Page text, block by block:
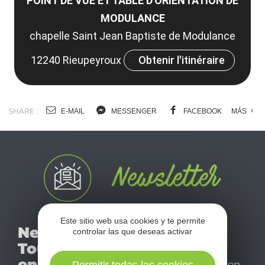
MODULANCE
chapelle Saint Jean Baptiste de Modulance
12240 Rieupeyroux
Obtenir l'itinéraire
SHARE : E-MAIL MESSENGER FACEBOOK MÁS
Newsletter
Tourismo
No se pierda nuestro
mensual newsletter y
déjese inspirar para
Este sitio web usa cookies y te permite
controlar las que deseas activar